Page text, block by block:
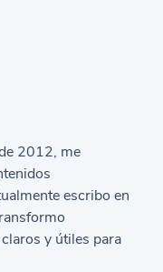
2012, me
escribo en
y útiles para